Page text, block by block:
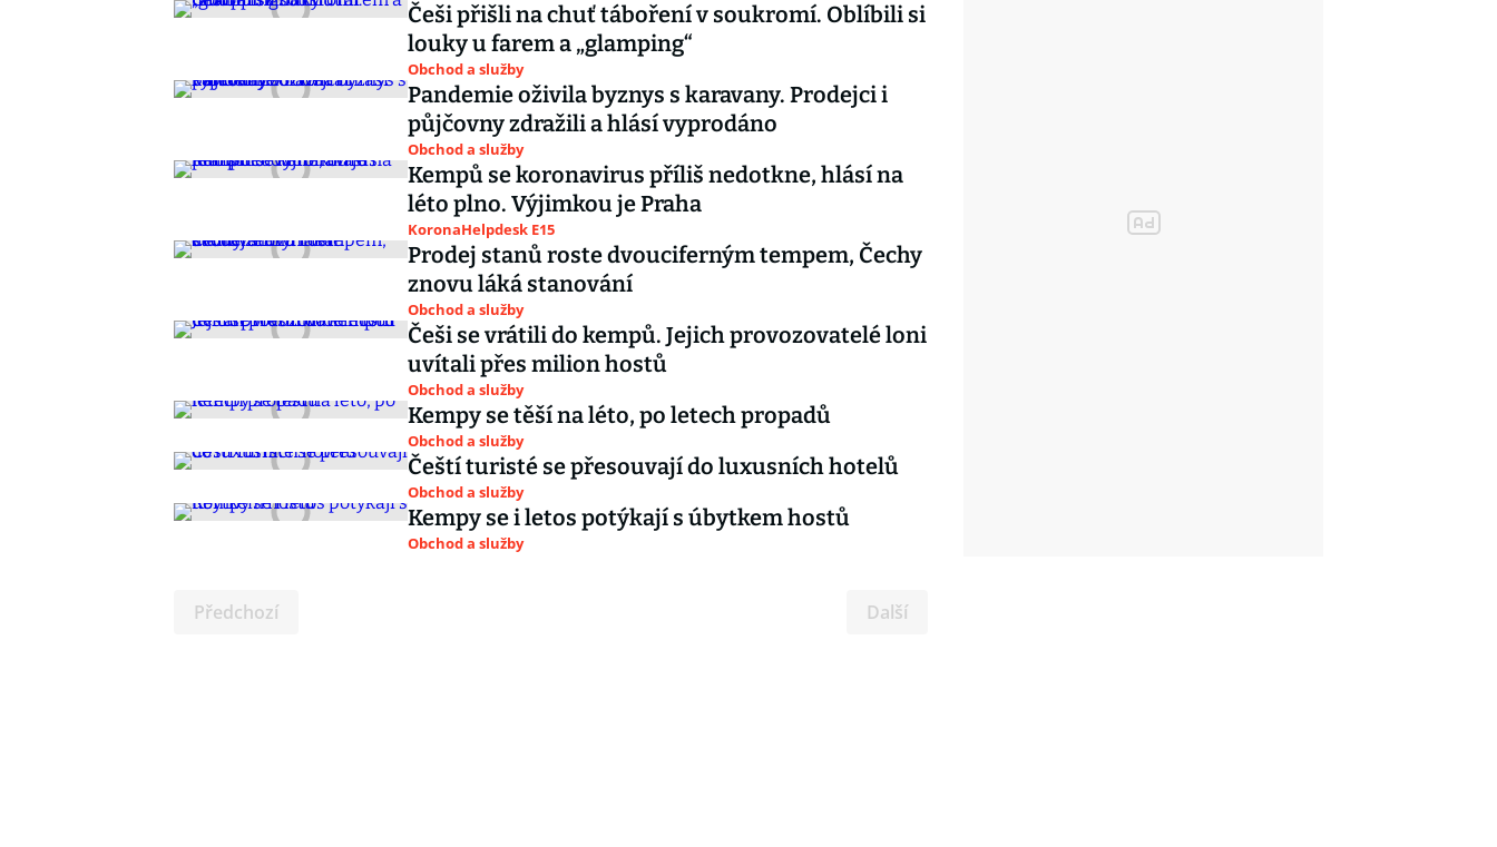
Češi přišli na chuť táboření v soukromí. Oblíbili si
louky u farem a „glamping“
Obchod a služby
Pandemie oživila byznys s karavany. Prodejci i
půjčovny zdražili a hlásí vyprodáno
Obchod a služby
Kempů se koronavirus příliš nedotkne, hlásí na
léto plno. Výjimkou je Praha
KoronaHelpdesk E15
Prodej stanů roste dvouciferným tempem, Čechy
znovu láká stanování
Obchod a služby
Češi se vrátili do kempů. Jejich provozovatelé loni
uvítali přes milion hostů
Obchod a služby
Kempy se těší na léto, po letech propadů
Obchod a služby
Čeští turisté se přesouvají do luxusních hotelů
Obchod a služby
Kempy se i letos potýkají s úbytkem hostů
Obchod a služby
Předchozí Další